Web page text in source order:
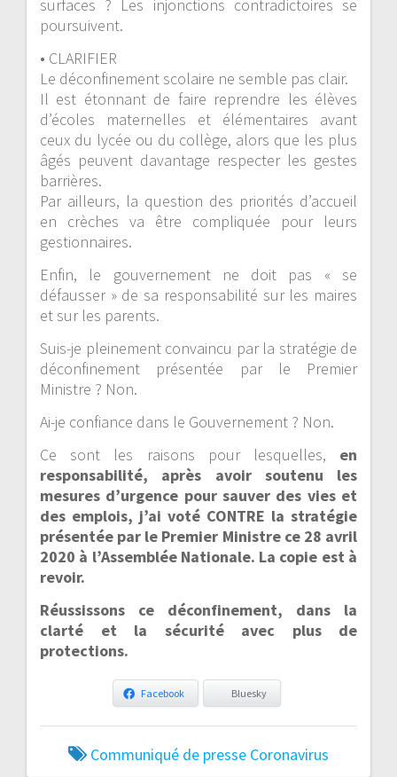
surfaces ? Les injonctions contradictoires se
poursuivent.
• CLARIFIER
Le déconfinement scolaire ne semble pas clair.
Il est étonnant de faire reprendre les élèves
d’écoles maternelles et élémentaires avant
ceux du lycée ou du collège, alors que les plus
âgés peuvent davantage respecter les gestes
barrières.
Par ailleurs, la question des priorités d’accueil
en crèches va être compliquée pour leurs
gestionnaires.
Enfin, le gouvernement ne doit pas « se
défausser » de sa responsabilité sur les maires
et sur les parents.
Suis-je pleinement convaincu par la stratégie de
déconfinement présentée par le Premier
Ministre ? Non.
Ai-je confiance dans le Gouvernement ? Non.
Ce sont les raisons pour lesquelles, en
responsabilité, après avoir soutenu les
mesures d’urgence pour sauver des vies et
des emplois, j’ai voté CONTRE la stratégie
présentée par le Premier Ministre ce 28 avril
2020 à l’Assemblée Nationale. La copie est à
revoir.
Réussissons ce déconfinement, dans la
clarté et la sécurité avec plus de
protections.
Facebook Bluesky
Communiqué de presse Coronavirus